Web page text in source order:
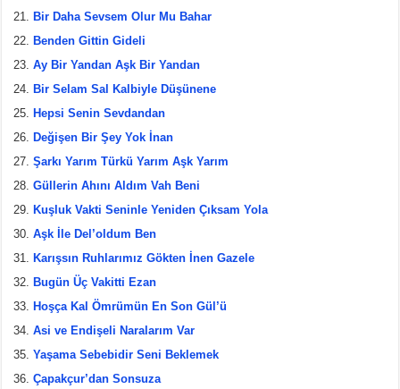
Bir Daha Sevsem Olur Mu Bahar
Benden Gittin Gideli
Ay Bir Yandan Aşk Bir Yandan
Bir Selam Sal Kalbiyle Düşünene
Hepsi Senin Sevdandan
Değişen Bir Şey Yok İnan
Şarkı Yarım Türkü Yarım Aşk Yarım
Güllerin Ahını Aldım Vah Beni
Kuşluk Vakti Seninle Yeniden Çıksam Yola
Aşk İle Del’oldum Ben
Karışsın Ruhlarımız Gökten İnen Gazele
Bugün Üç Vakitti Ezan
Hoşça Kal Ömrümün En Son Gül’ü
Asi ve Endişeli Naralarım Var
Yaşama Sebebidir Seni Beklemek
Çapakçur’dan Sonsuza